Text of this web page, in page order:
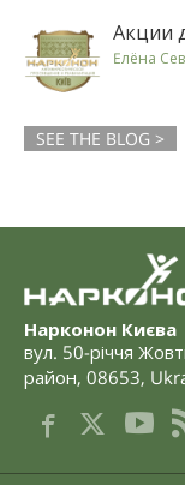
Акции
Eлёна
SEE THE BLOG >
Нарконон Києва
вул. 50-річчя
район, 08653,